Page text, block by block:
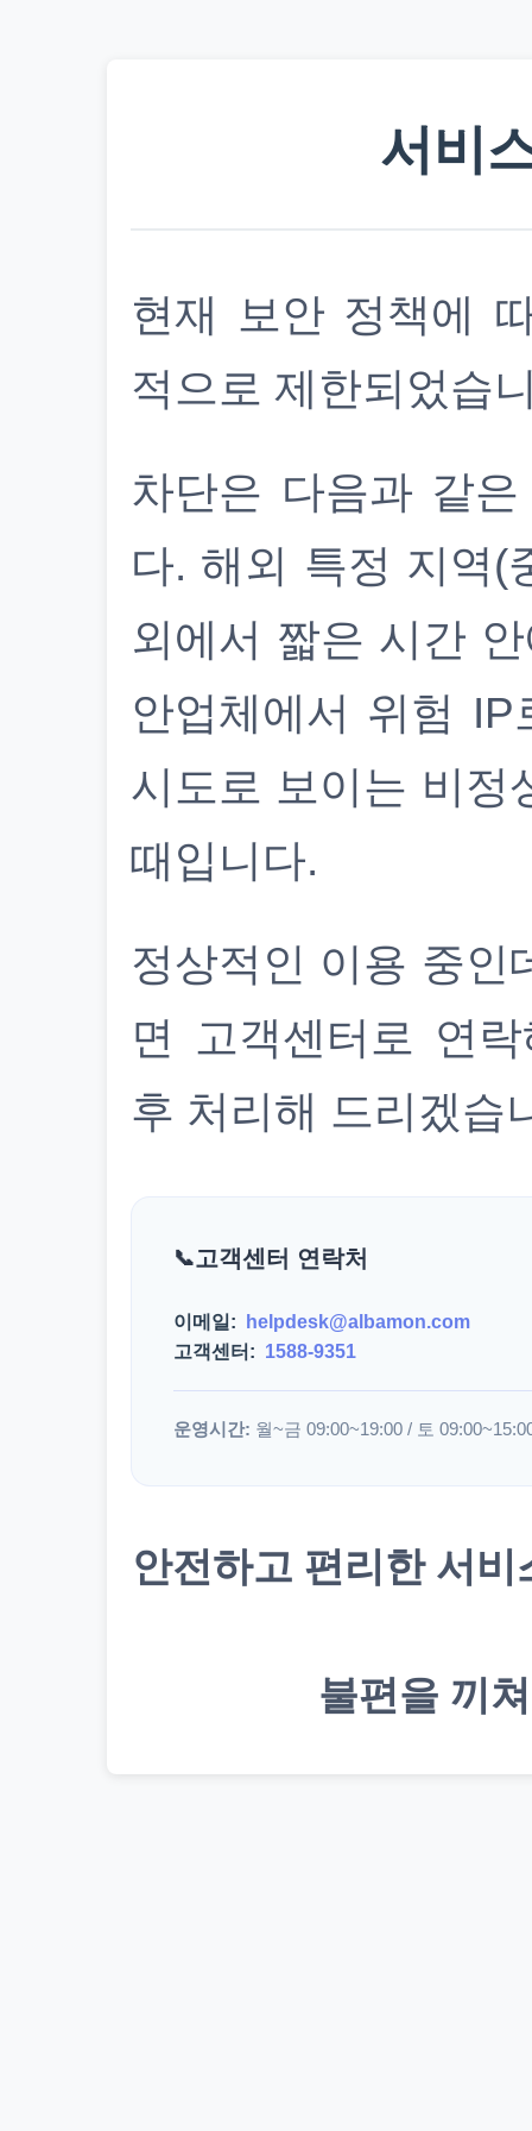
서비
현재 보안 정책에
적으로 제한되었습
차단은 다음과 같
다. 해외 특정 지역(
외에서 짧은 시간
안업체에서 위험
시도로 보이는 비정
때입니다.
정상적인 이용 중인
면 고객센터로 연
후 처리해 드리겠습
고객센터 연락처
이메일:
helpdesk@albamon.com
고객센터: 1588-9351
운영시간: 월~금 09:00~19:00 / 토
안전하고 편리한 서
불편을 끼